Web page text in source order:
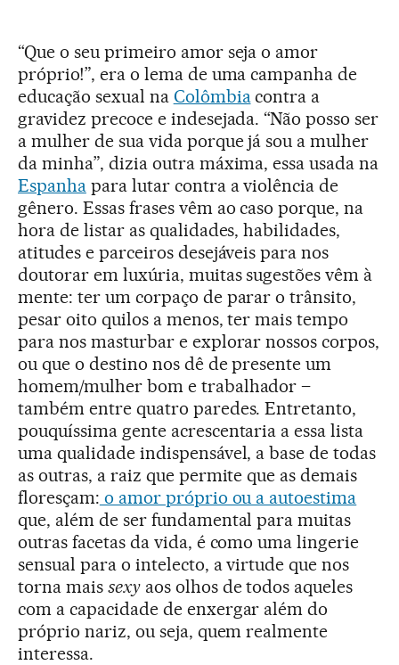
“Que o seu primeiro amor seja o amor
próprio!”, era o lema de uma campanha de
educação sexual na Colômbiacontra a
gravidez precoce e indesejada. “Não posso ser
a mulher de sua vida porque já sou a mulher
da minha”, dizia outra máxima, essa usada na
Espanhapara lutar contra a violência de
gênero. Essas frases vêm ao caso porque, na
hora de listar as qualidades, habilidades,
atitudes e parceiros desejáveis para nos
doutorar em luxúria, muitas sugestões vêm à
mente: ter um corpaço de parar o trânsito,
pesar oito quilos a menos, ter mais tempo
para nos masturbar e explorar nossos corpos,
ou que o destino nos dê de presente um
homem/mulher bom e trabalhador –
também entre quatro paredes. Entretanto,
pouquíssima gente acrescentaria a essa lista
uma qualidade indispensável, a base de todas
as outras, a raiz que permite que as demais
floresçam: o amor próprio ou a autoestima
que, além de ser fundamental para muitas
outras facetas da vida, é como uma lingerie
sensual para o intelecto, a virtude que nos
torna mais sexyaos olhos de todos aqueles
com a capacidade de enxergar além do
próprio nariz, ou seja, quem realmente
interessa.